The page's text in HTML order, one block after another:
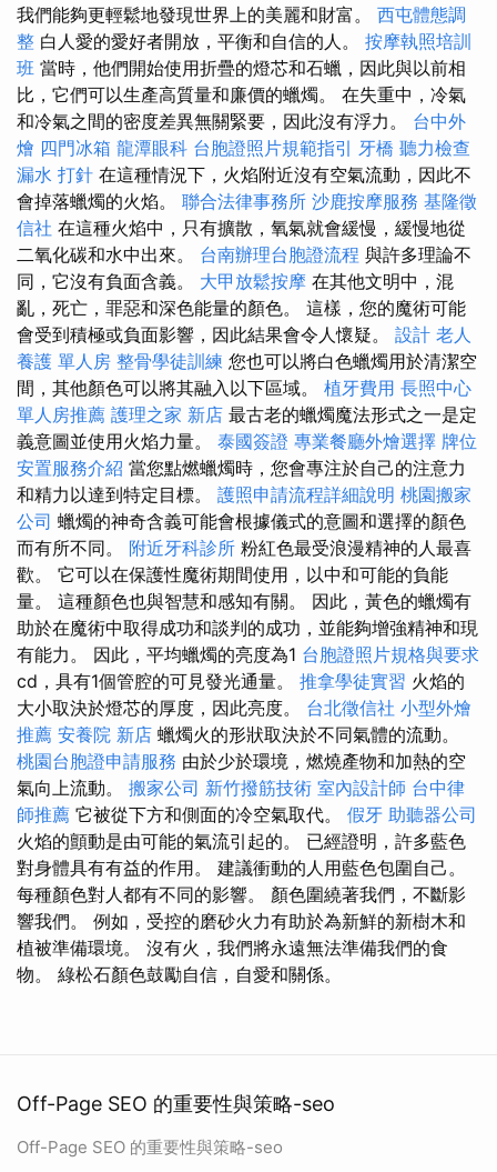
我們能夠更輕鬆地發現世界上的美麗和財富。 西屯體態調
整 白人愛的愛好者開放，平衡和自信的人。 按摩執照培訓
班 當時，他們開始使用折疊的燈芯和石蠟，因此與以前相
比，它們可以生產高質量和廉價的蠟燭。 在失重中，冷氣
和冷氣之間的密度差異無關緊要，因此沒有浮力。 台中外
燴 四門冰箱 龍潭眼科 台胞證照片規範指引 牙橋 聽力檢查
漏水 打針 在這種情況下，火焰附近沒有空氣流動，因此不
會掉落蠟燭的火焰。 聯合法律事務所 沙鹿按摩服務 基隆徵
信社 在這種火焰中，只有擴散，氧氣就會緩慢，緩慢地從
二氧化碳和水中出來。 台南辦理台胞證流程 與許多理論不
同，它沒有負面含義。 大甲放鬆按摩 在其他文明中，混
亂，死亡，罪惡和深色能量的顏色。 這樣，您的魔術可能
會受到積極或負面影響，因此結果會令人懷疑。 設計 老人
養護 單人房 整骨學徒訓練 您也可以將白色蠟燭用於清潔空
間，其他顏色可以將其融入以下區域。 植牙費用 長照中心
單人房推薦 護理之家 新店 最古老的蠟燭魔法形式之一是定
義意圖並使用火焰力量。 泰國簽證 專業餐廳外燴選擇 牌位
安置服務介紹 當您點燃蠟燭時，您會專注於自己的注意力
和精力以達到特定目標。 護照申請流程詳細說明 桃園搬家
公司 蠟燭的神奇含義可能會根據儀式的意圖和選擇的顏色
而有所不同。 附近牙科診所 粉紅色最受浪漫精神的人最喜
歡。 它可以在保護性魔術期間使用，以中和可能的負能
量。 這種顏色也與智慧和感知有關。 因此，黃色的蠟燭有
助於在魔術中取得成功和談判的成功，並能夠增強精神和現
有能力。 因此，平均蠟燭的亮度為1 台胞證照片規格與要求
cd，具有1個管腔的可見發光通量。 推拿學徒實習 火焰的
大小取決於燈芯的厚度，因此亮度。 台北徵信社 小型外燴
推薦 安養院 新店 蠟燭火的形狀取決於不同氣體的流動。
桃園台胞證申請服務 由於少於環境，燃燒產物和加熱的空
氣向上流動。 搬家公司 新竹撥筋技術 室內設計師 台中律
師推薦 它被從下方和側面的冷空氣取代。 假牙 助聽器公司
火焰的顫動是由可能的氣流引起的。 已經證明，許多藍色
對身體具有有益的作用。 建議衝動的人用藍色包圍自己。
每種顏色對人都有不同的影響。 顏色圍繞著我們，不斷影
響我們。 例如，受控的磨砂火力有助於為新鮮的新樹木和
植被準備環境。 沒有火，我們將永遠無法準備我們的食
物。 綠松石顏色鼓勵自信，自愛和關係。
Off-Page SEO 的重要性與策略-seo
Off-Page SEO 的重要性與策略-seo